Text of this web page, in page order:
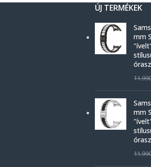
ÚJ TERMÉKEK
mm
mm